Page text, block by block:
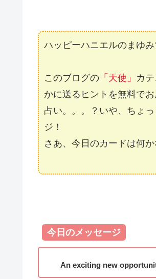
ハッピーハニエルのまゆみ
このブログの 「天使」 カ
かに送るヒントを無料でお
占い。。。？いや、ちょ
ジ！
さあ、今日のカードは何か
今日のメッセージ
An exciting new